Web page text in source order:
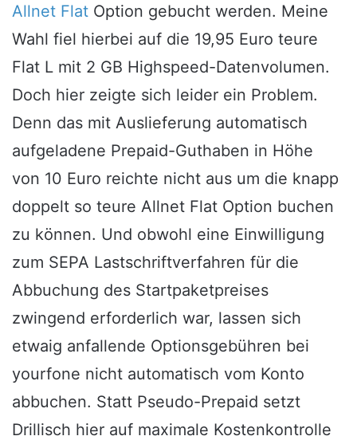
Allnet Flat Option gebucht werden. Meine
Wahl fiel hierbei auf die 19,95 Euro teure
Flat L mit 2 GB Highspeed-Datenvolumen.
Doch hier zeigte sich leider ein Problem.
Denn das mit Auslieferung automatisch
aufgeladene Prepaid-Guthaben in Höhe
von 10 Euro reichte nicht aus um die knapp
doppelt so teure Allnet Flat Option buchen
zu können. Und obwohl eine Einwilligung
zum SEPA Lastschriftverfahren für die
Abbuchung des Startpaketpreises
zwingend erforderlich war, lassen sich
etwaig anfallende Optionsgebühren bei
yourfone nicht automatisch vom Konto
abbuchen. Statt Pseudo-Prepaid setzt
Drillisch hier auf maximale Kostenkontrolle